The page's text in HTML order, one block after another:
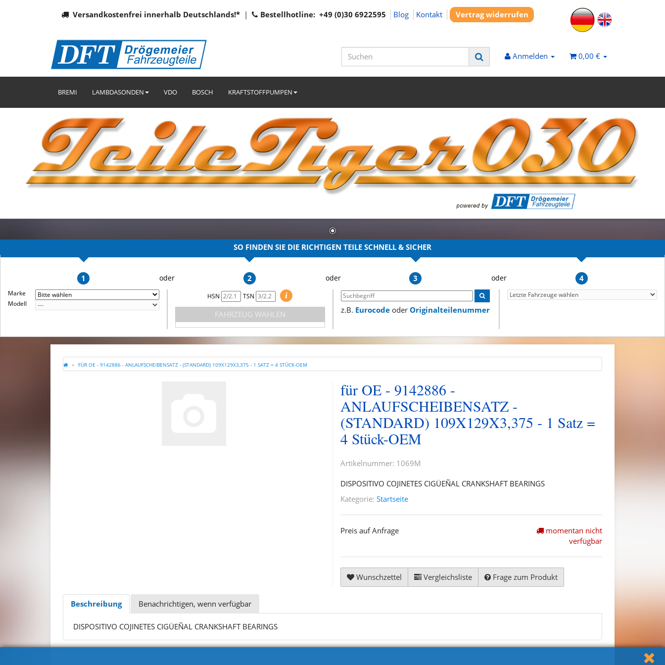
Versandkostenfrei innerhalb Deutschlands!* | Bestellhotline: +49 (0)30 6922595 Blog Kontakt Vertrag widerrufen
Anmelden 0,00 €
BREMI LAMBDASONDEN VDO BOSCH KRAFTSTOFFPUMPEN
SO FINDEN SIE DIE RICHTIGEN TEILE SCHNELL & SICHER
1
Marke
Modell
2
HSN TSN
i
FAHRZEUG WÄHLEN
3
z.B. Eurocode oder Originalteilenummer
4
FÜR OE - 9142886 - ANLAUFSCHEIBENSATZ - (STANDARD) 109X129X3,375 - 1 SATZ = 4 STÜCK-OEM
für OE - 9142886 -
ANLAUFSCHEIBENSATZ -
(STANDARD) 109X129X3,375 - 1 Satz =
4 Stück-OEM
Artikelnummer: 1069M
DISPOSITIVO COJINETES CIGÜEÑAL CRANKSHAFT BEARINGS
Kategorie: Startseite
Preis auf Anfrage
momentan nicht
verfügbar
Wunschzettel Vergleichsliste Frage zum Produkt
Beschreibung Benachrichtigen, wenn verfügbar
DISPOSITIVO COJINETES CIGÜEÑAL CRANKSHAFT BEARINGS